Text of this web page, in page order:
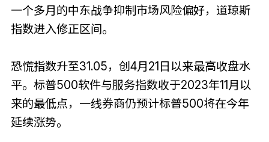
一个多月的中东战争抑制市场风险偏好，道琼斯
指数进入修正区间。
恐慌指数升至31.05，创4月21日以来最高收盘水
平。标普500软件与服务指数收于2023年11月以
来的最低点，一线券商仍预计标普500将在今年
延续涨势。